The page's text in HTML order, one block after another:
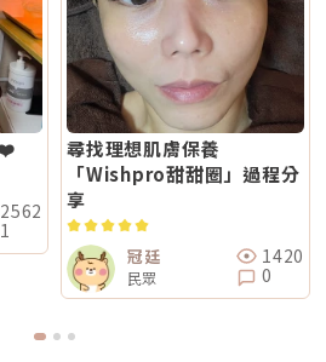
2562
1
尋找理想肌膚保養
「Wishpro甜甜圈」過程分
享
冠廷
民眾
1420
0